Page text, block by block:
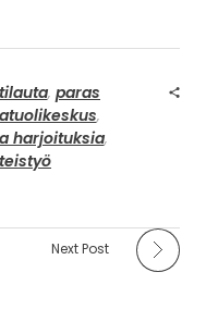
, paras
,
harjoituksia,
Next Post